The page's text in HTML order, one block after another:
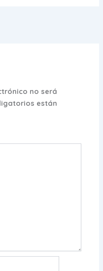
no será
están